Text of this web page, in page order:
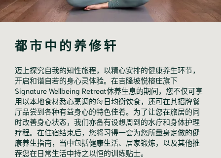
都市中的养修轩
迈上探究自我的知性旅程，以精心安排的健康养生环节，
开启和谐自若的身心灵体验。在吉隆坡悦榕庄旗下
Signature Wellbeing Retreat休养生息的期间，您不仅可享
用以本地食材悉心烹调的每日均衡饮食，还可在其招牌餐
厅品尝到各种有益身心的特色佳肴。为了让您在旅居的同
时改善身心状态，我们亦备有设想周到的水疗和身体护理
疗程。在住宿结束后，您将习得一套为您所量身定做的健
康养生指南，当中包括健康生活、居家锻炼，以及其他推
荐您在日常生活中持之以恒的训练贴士。